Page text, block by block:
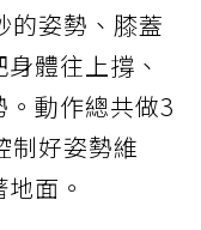
的姿勢、膝蓋
體往上撐、
動作總共做3
制好姿勢維
面。